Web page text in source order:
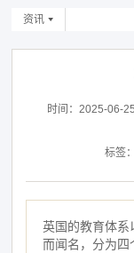
资讯
时间：2025-06-
标签：
英国的教育体系
而闻名，分为四